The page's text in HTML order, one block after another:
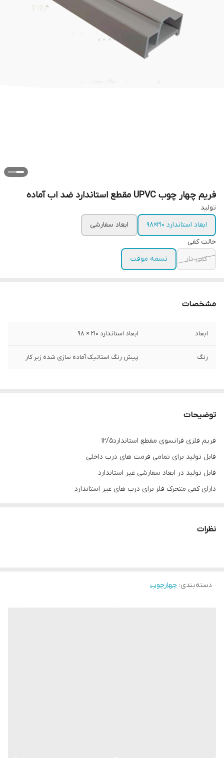
فریم چهار چوب UPVC مقطع استاندارد ضد اب آماده
تولید
ابعاد استاندارد ۲۱۰×۹۸
ابعاد سفارشی
حالت کفی
کفی دار
تسمه موقت
مشخصات
ابعاد ابعاد استاندارد ۲۱۰ × ۹۸
رنگ پیش رنگ استاتیک آماده سازی شده زیر کار
توضیحات
فریم فلزی فرانسوی مقطع استاندارد۱۲/۵
قابل تولید برای تمامی فرمت های درب داخلی
قابل تولید در ابعاد سفارشی غیر استاندارد
دارای کفی متحرک فلز برای درب های غیر استاندارد
نظرات
دسته‌بندی: چهارچوب